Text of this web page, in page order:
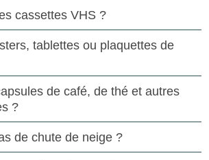
cassettes VHS ?
tablettes ou plaquettes de
de café, de thé et autres
?
de chute de neige ?